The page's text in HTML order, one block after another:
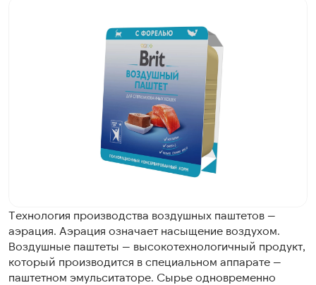
Технология производства воздушных паштетов —
аэрация. Аэрация означает насыщение воздухом.
Воздушные паштеты — высокотехнологичный продукт,
который производится в специальном аппарате —
паштетном эмульситаторе. Сырье одновременно